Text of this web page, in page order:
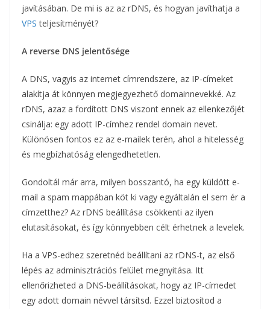
javításában. De mi is az az rDNS, és hogyan javíthatja a
VPS teljesítményét?
A reverse DNS jelentősége
A DNS, vagyis az internet címrendszere, az IP-címeket
alakítja át könnyen megjegyezhető domainnevekké. Az
rDNS, azaz a fordított DNS viszont ennek az ellenkezőjét
csinálja: egy adott IP-címhez rendel domain nevet.
Különösen fontos ez az e-mailek terén, ahol a hitelesség
és megbízhatóság elengedhetetlen.
Gondoltál már arra, milyen bosszantó, ha egy küldött e-
mail a spam mappában köt ki vagy egyáltalán el sem ér a
címzetthez? Az rDNS beállítása csökkenti az ilyen
elutasításokat, és így könnyebben célt érhetnek a levelek.
Ha a VPS-edhez szeretnéd beállítani az rDNS-t, az első
lépés az adminisztrációs felület megnyitása. Itt
ellenőrizheted a DNS-beállításokat, hogy az IP-címedet
egy adott domain névvel társítsd. Ezzel biztosítod a